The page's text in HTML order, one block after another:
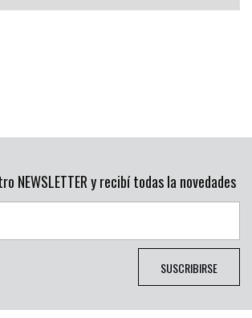
NEWSLETTER y recibí todas la novedades
SUSCRIBIRSE